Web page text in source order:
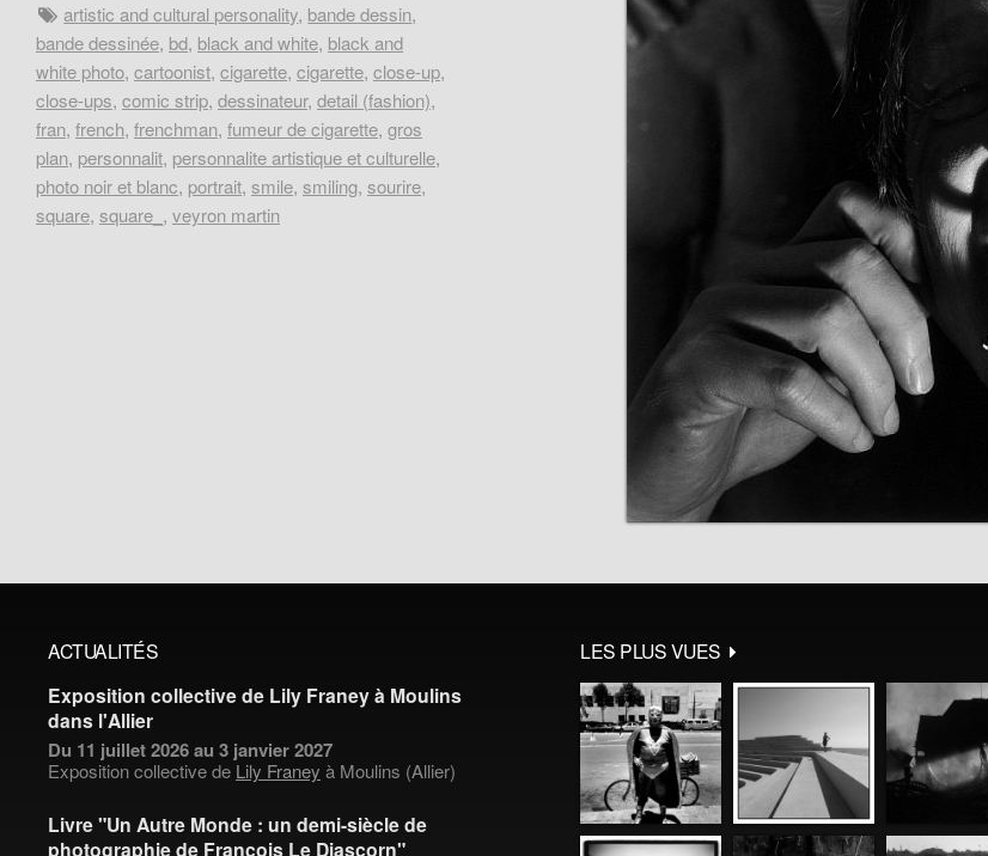
artistic and cultural personality, bande dessin,
bande dessinée, bd, black and white, black and
white photo,cartoonist,cigarette,cigarette,close-up,
close-ups,comic strip,dessinateur,detail (fashion),
fran,french,frenchman,fumeur de cigarette,gros
plan, personnalit, personnalite artistique et culturelle,
photo noir et blanc, portrait, smile, smiling, sourire,
square, square_ ,veyron martin
ACTUALITÉS
Exposition collective de Lily Franey à Moulins
dans l'Allier
Du 11 juillet 2026 au 3 janvier 2027
Exposition collective de Lily Franey à Moulins (Allier)
Livre "Un Autre Monde : un demi-siècle de
photographie de François Le Diascorn"
LES PLUS VUES